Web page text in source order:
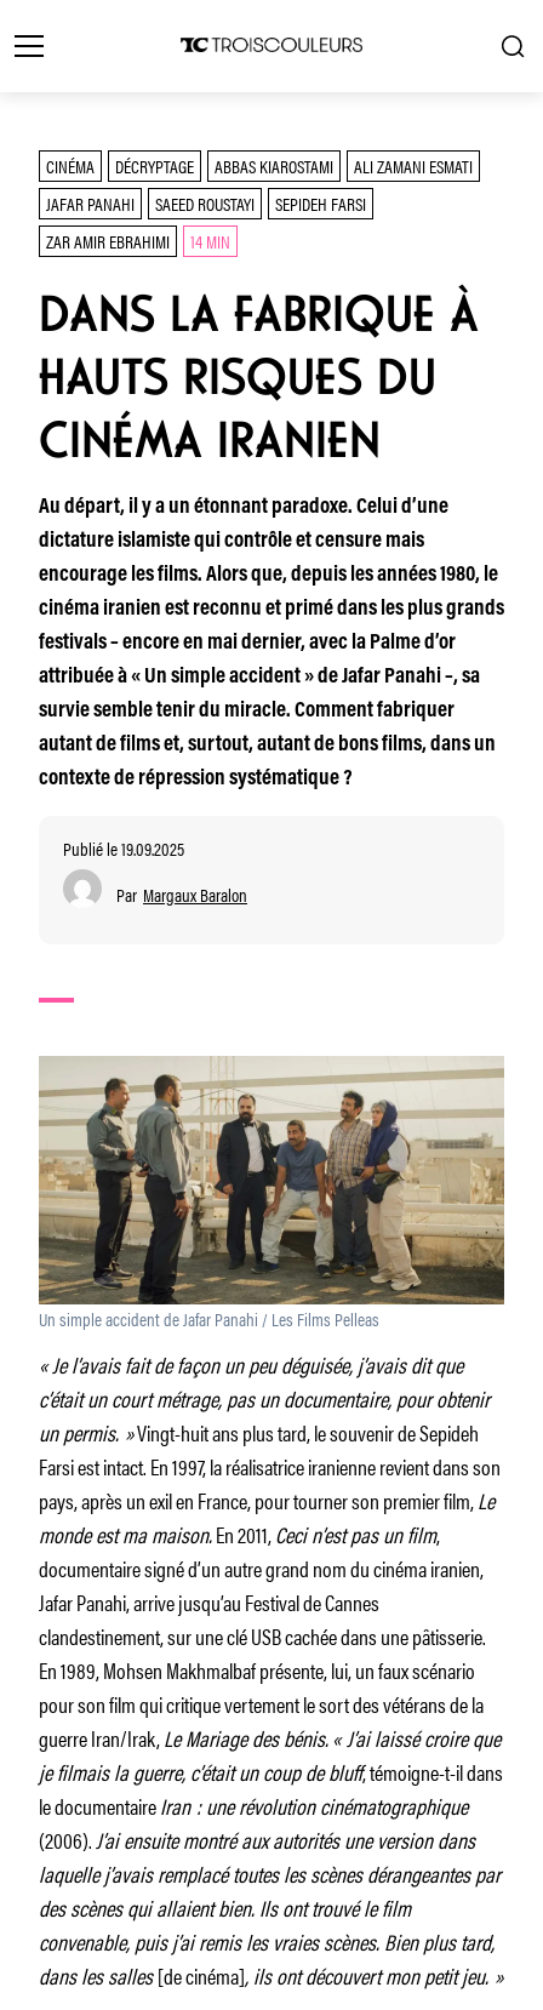
CINÉMA DÉCRYPTAGE ABBAS KIAROSTAMI
ALI ZAMANI ESMATI
JAFAR PANAHI
SAEED ROUSTAYI
SEPIDEH FARSI
ZAR AMIR EBRAHIMI
14 MIN
DANS LA FABRIQUE À
HAUTS RISQUES DU
CINÉMA IRANIEN
Au départ, il y a un étonnant paradoxe. Celui d’une
dictature islamiste qui contrôle et censure mais
encourage les films. Alors que, depuis les années 1980, le
cinéma iranien est reconnu et primé dans les plus grands
festivals – encore en mai dernier, avec la Palme d’or
attribuée à « Un simple accident » de Jafar Panahi –, sa
survie semble tenir du miracle. Comment fabriquer
autant de films et, surtout, autant de bons films, dans un
contexte de répression systématique ?
Publié le 19.09.2025
Par Margaux Baralon
Un simple accident de Jafar Panahi / Les Films Pelleas
« Je l’avais fait de façon un peu déguisée, j’avais dit que
c’était un court métrage, pas un documentaire, pour obtenir
un permis. »Vingt-huit ans plus tard, le souvenir de Sepideh
Farsi est intact. En 1997, la réalisatrice iranienne revient dans son
pays, après un exil en France, pour tourner son premier film,Le
monde est ma maison.En 2011,Ceci n’est pas un film,
documentaire signé d’un autre grand nom du cinéma iranien,
Jafar Panahi, arrive jusqu’au Festival de Cannes
clandestinement, sur une clé USB cachée dans une pâtisserie.
En 1989, Mohsen Makhmalbaf présente, lui, un faux scénario
pour son film qui critique vertement le sort des vétérans de la
guerre Iran/Irak,Le Mariage des bénis.« J’ai laissé croire que
je filmais la guerre, c’était un coup de bluff, témoigne-t-il dans
le documentaireIran : une révolution cinématographique
(2006).J’ai ensuite montré aux autorités une version dans
laquelle j’avais remplacé toutes les scènes dérangeantes par
des scènes qui allaient bien. Ils ont trouvé le film
convenable, puis j’ai remis les vraies scènes. Bien plus tard,
dans les salles[de cinéma], ils ont découvert mon petit jeu. »